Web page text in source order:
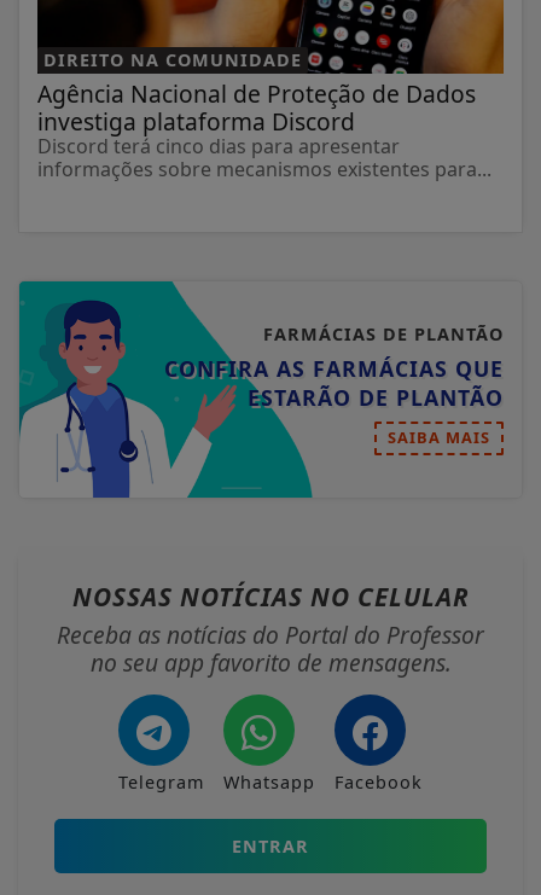
DIREITO NA COMUNIDADE
Agência Nacional de Proteção de Dados
investiga plataforma Discord
Discord terá cinco dias para apresentar
informações sobre mecanismos existentes para...
FARMÁCIAS DE PLANTÃO
CONFIRA AS FARMÁCIAS QUE
ESTARÃO DE PLANTÃO
SAIBA MAIS
NOSSAS NOTÍCIAS NO CELULAR
Receba as notícias do Portal do Professor
no seu app favorito de mensagens.
Telegram Whatsapp Facebook
ENTRAR